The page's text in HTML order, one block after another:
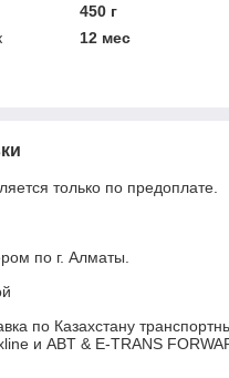
450 г
12 мес
только по предоплате.
по г. Алматы.
по Казахстану
и ABT & E-TRANS